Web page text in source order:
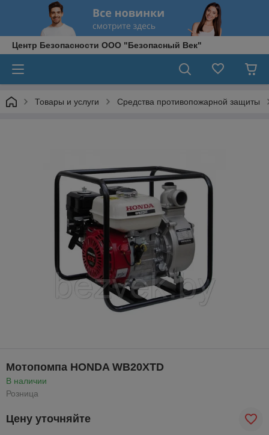
Центр Безопасности ООО "Безопасный Век"
Товары и услуги Средства противопожарной защиты
Мотопомпа HONDA WB20XTD
В наличии
Розница
Цену уточняйте